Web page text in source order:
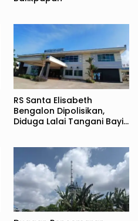
RS Santa Elisabeth
Bengalon Dipolisikan,
Diduga Lalai Tangani Bayi